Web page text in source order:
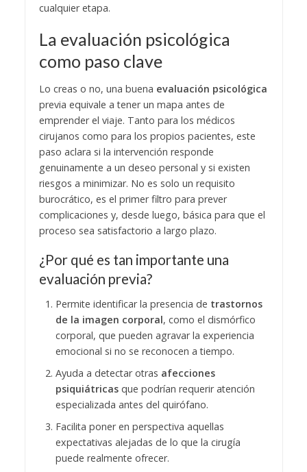
cualquier etapa.
La evaluación psicológica
como paso clave
Lo creas o no, una buena evaluación psicológica
previa equivale a tener un mapa antes de
emprender el viaje. Tanto para los médicos
cirujanos como para los propios pacientes, este
paso aclara si la intervención responde
genuinamente a un deseo personal y si existen
riesgos a minimizar. No es solo un requisito
burocrático, es el primer filtro para prever
complicaciones y, desde luego, básica para que el
proceso sea satisfactorio a largo plazo.
¿Por qué es tan importante una
evaluación previa?
Permite identificar la presencia de trastornos
de la imagen corporal, como el dismórfico
corporal, que pueden agravar la experiencia
emocional si no se reconocen a tiempo.
Ayuda a detectar otras afecciones
psiquiátricasque podrían requerir atención
especializada antes del quirófano.
Facilita poner en perspectiva aquellas
expectativas alejadas de lo que la cirugía
puede realmente ofrecer.